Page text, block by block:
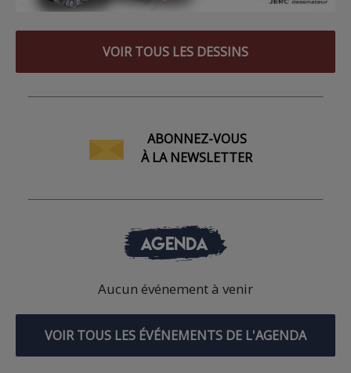
VOIR TOUS LES DESSINS
ABONNEZ-VOUS
À LA NEWSLETTER
AGENDA
Aucun événement à venir
VOIR TOUS LES ÉVÉNEMENTS DE L'AGENDA